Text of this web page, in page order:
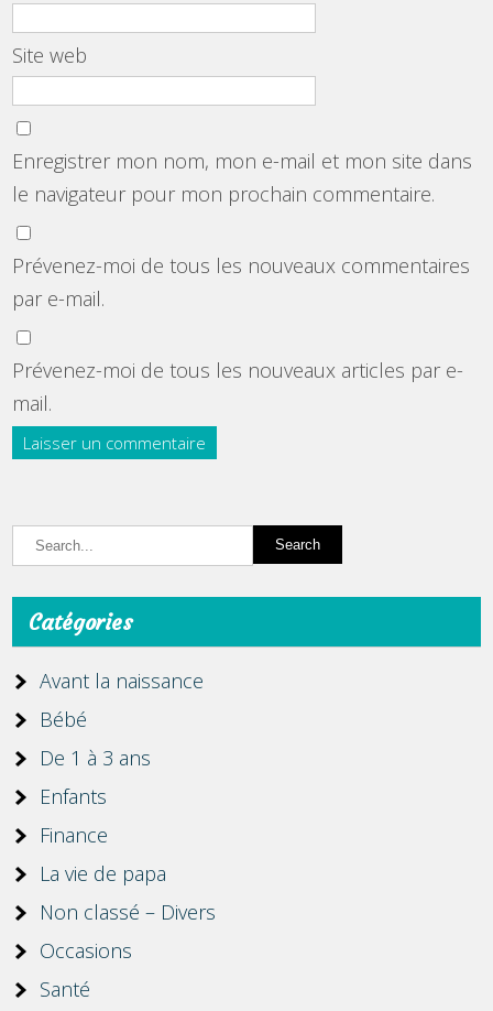
Site web
Enregistrer mon nom, mon e-mail et mon site dans
le navigateur pour mon prochain commentaire.
Prévenez-moi de tous les nouveaux commentaires
par e-mail.
Prévenez-moi de tous les nouveaux articles par e-
mail.
Catégories
Avant la naissance
Bébé
De 1 à 3 ans
Enfants
Finance
La vie de papa
Non classé – Divers
Occasions
Santé